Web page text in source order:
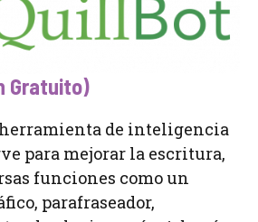
Gratuito)
de inteligencia
para mejorar la escritura,
funciones como un
parafraseador,